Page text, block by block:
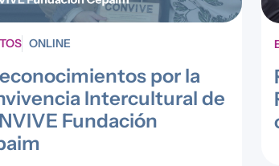
ONLINE
por la
Intercultural de
Fundación